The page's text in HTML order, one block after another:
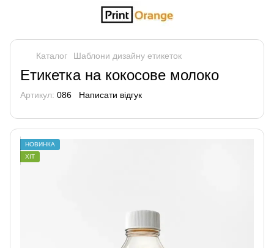
Каталог Шаблони дизайну етикеток
Етикетка на кокосове молоко
Артикул: 086 Написати відгук
НОВИНКА
ХІТ